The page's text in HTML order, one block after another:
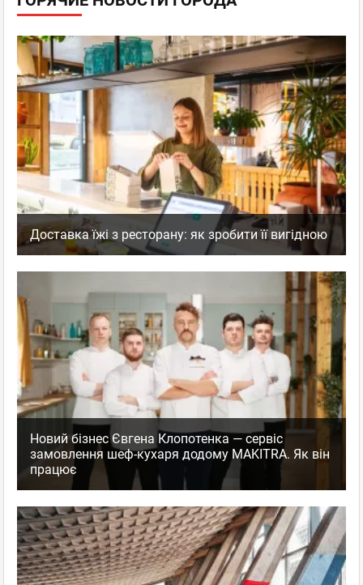
+38067 743 2322
Пн–Вс 08:00 - 22:00
отзывов: 0
Доставка їжі з ресторану: як зробити її вигідною
Новий бізнес Євгена Клопотенка — сервіс
замовлення шеф-кухаря додому MAKITRA. Як він
працює